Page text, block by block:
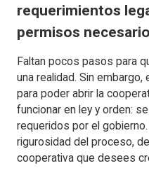
requerimientos
permisos
Faltan pocos pasos para
una realidad. Sin
para poder abrir la
funcionar en ley y orden:
requeridos por el
rigurosidad del proceso,
cooperativa que desees